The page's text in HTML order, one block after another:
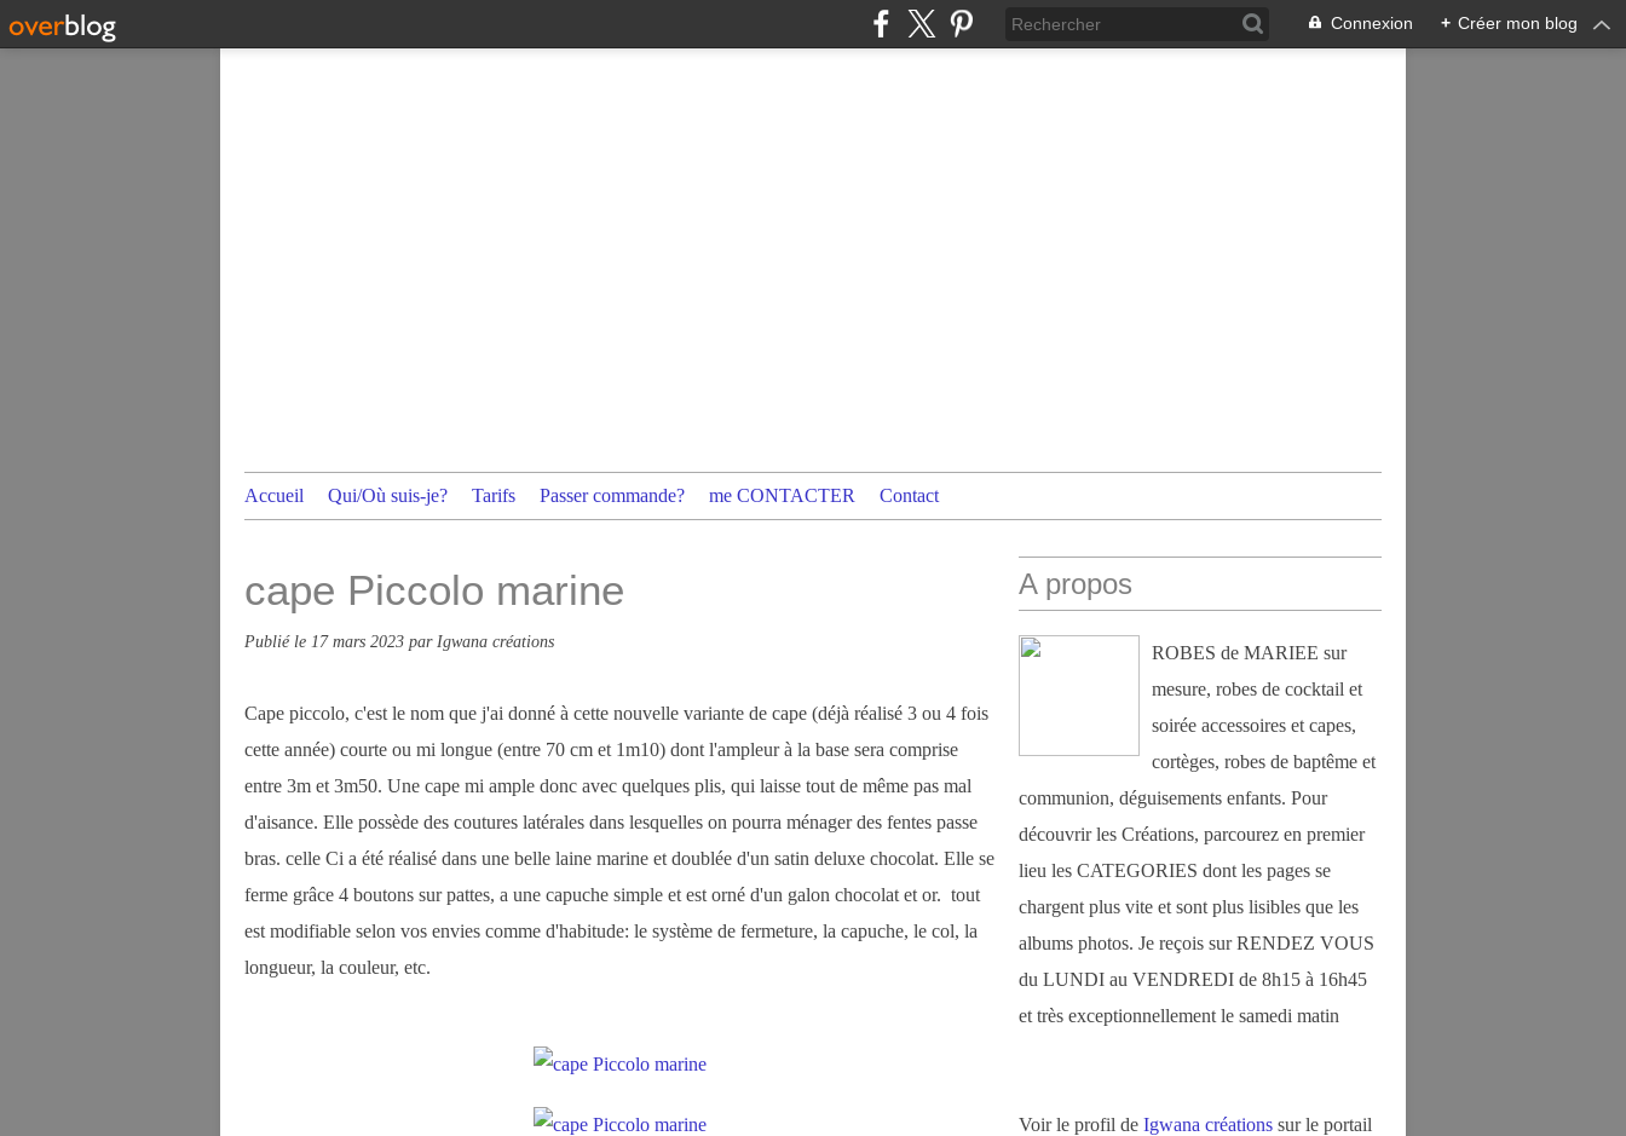
Connexion + Créer mon blog
Accueil Qui/Où suis-je? Tarifs Passer commande? me CONTACTER Contact
cape Piccolo marine
Publié le 17 mars 2023 par Igwana créations
Cape piccolo, c'est le nom que j'ai donné à cette nouvelle variante de cape (déjà réalisé 3 ou 4 fois
cette année) courte ou mi longue (entre 70 cm et 1m10) dont l'ampleur à la base sera comprise
entre 3m et 3m50. Une cape mi ample donc avec quelques plis, qui laisse tout de même pas mal
d'aisance. Elle possède des coutures latérales dans lesquelles on pourra ménager des fentes passe
bras. celle Ci a été réalisé dans une belle laine marine et doublée d'un satin deluxe chocolat. Elle se
ferme grâce 4 boutons sur pattes, a une capuche simple et est orné d'un galon chocolat et or. tout
est modifiable selon vos envies comme d'habitude: le système de fermeture, la capuche, le col, la
longueur, la couleur, etc.
A propos
ROBES de MARIEE sur
mesure, robes de cocktail et
soirée accessoires et capes,
cortèges, robes de baptême et
communion, déguisements enfants. Pour
découvrir les Créations, parcourez en premier
lieu les CATEGORIES dont les pages se
chargent plus vite et sont plus lisibles que les
albums photos. Je reçois sur RENDEZ VOUS
du LUNDI au VENDREDI de 8h15 à 16h45
et très exceptionnellement le samedi matin
Voir le profil de Igwana créations sur le portail